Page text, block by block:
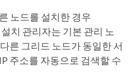
노드를 설치한 경우
치 관리자는 기본 관리 노
른 그리드 노드가 동일한 서
주소를 자동으로 검색할 수